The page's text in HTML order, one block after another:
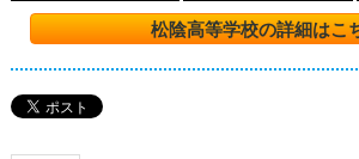
松陰高等学校の詳細はこ